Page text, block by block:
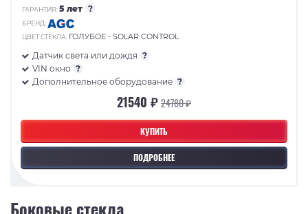
КУПИТЬ
ПОДРОБНЕЕ
ГАРАНТИЯ:5 лет ?
БРЕНД:
ЦВЕТ СТЕКЛА: ГОЛУБОЕ - SOLAR CONTROL
Датчик света или дождя ?
VIN окно ?
Дополнительное оборудование ?
21540 ₽24780 ₽
Боковые стекла